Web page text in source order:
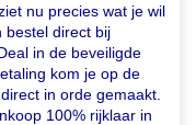
nu precies wat je wil
bestel direct bij
in de beveiligde
kom je op de
in orde gemaakt.
100% rijklaar in